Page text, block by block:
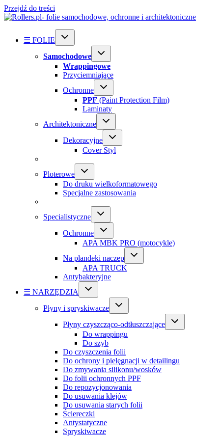
Przejdź do treści
☰ FOLIE
Samochodowe
Wrappingowe
Przyciemniające
Ochronne
PPF (Paint Protection Film)
Laminaty
Architektoniczne
Dekoracyjne
Cover Styl
Ploterowe
Do druku wielkoformatowego
Specjalne zastosowania
Specialistyczne
Ochronne
APA MBK PRO (motocykle)
Na plandeki naczep
APA TRUCK
Antybakteryjne
☰ NARZĘDZIA
Płyny i spryskiwacze
Płyny czyszcząco-odtłuszczające
Do wrappingu
Do szyb
Do czyszczenia folii
Do ochrony i pielęgnacji w detailingu
Do zmywania silikonu/wosków
Do folii ochronnych PPF
Do repozycjonowania
Do usuwania klejów
Do usuwania starych folii
Ściereczki
Antystatyczne
Spryskiwacze